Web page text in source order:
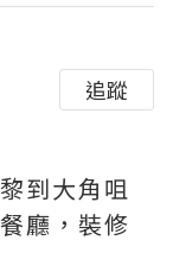
追蹤
到大角咀
廳，裝修